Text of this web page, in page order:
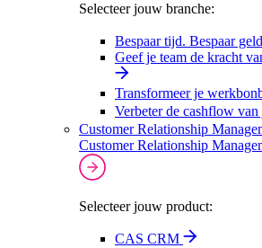
Selecteer jouw branche:
Bespaar tijd. Bespaar geld
Geef je team de kracht
Transformeer je
Verbeter de cashflow
Customer Relationship
Customer Relationship
Selecteer jouw product:
CAS CRM